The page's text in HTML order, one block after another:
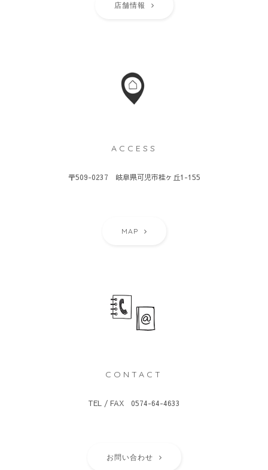
店舗情報
ACCESS
〒509-0237 岐阜県可児市桂ヶ丘1-155
MAP
CONTACT
TEL / FAX 0574-64-4633
お問い合わせ